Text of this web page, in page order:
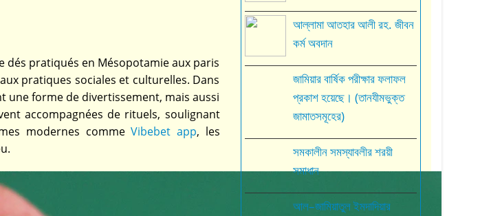
dés pratiqués en Mésopotamie aux paris
pratiques sociales et culturelles. Dans
une forme de divertissement, mais aussi
accompagnées de rituels, soulignant
modernes commeVibebet app, les
আল্লামা আতহার আলী রহ. জীবন
কর্ম অবদান
জামিয়ার বার্ষিক পরীক্ষার ফলাফল
প্রকাশ হয়েছে। (তানযীমভুক্ত
জামাতসমূহের)
সমকালীন সমস্যাবলীর শরয়ী
সমাধান
আল–জামিয়াতুল ইমদাদিয়ার